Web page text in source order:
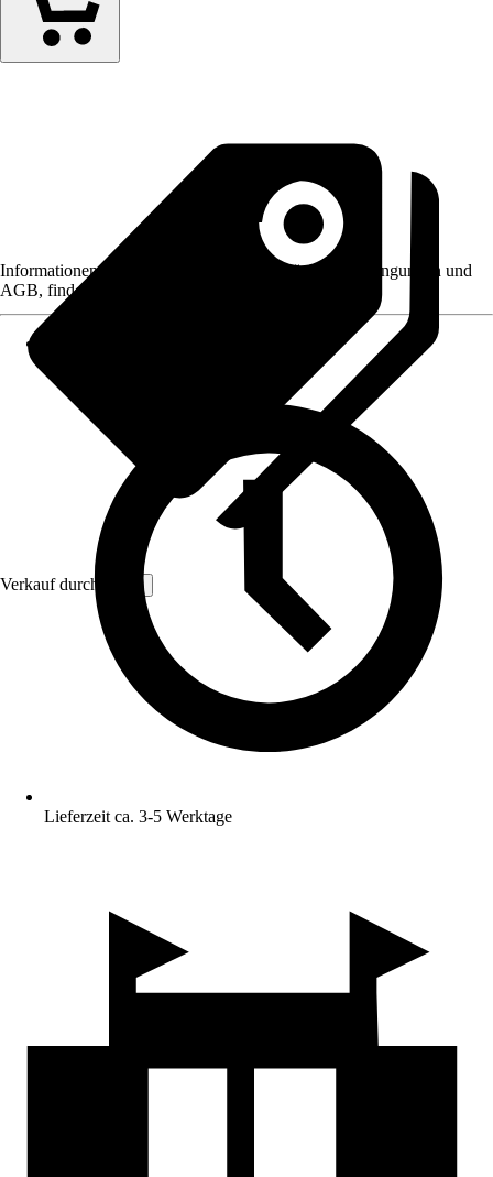
Verkauf durch: Vivol
Informationen des Verkäufers, wie z. B. Rückgabebedingungen und
AGB, finden Sie bei Klick auf den Verkäufernamen.
Lieferzeit ca. 3-5 Werktage